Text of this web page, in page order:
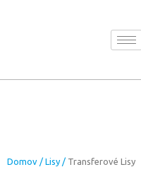
Domov / Lisy / Transferové Lisy